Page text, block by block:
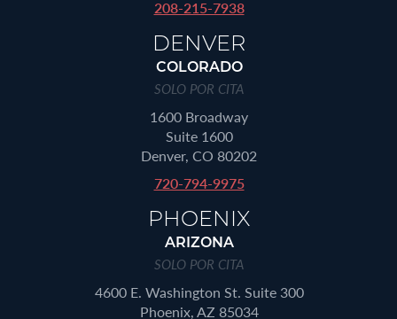
208-215-7938
DENVER
COLORADO
SOLO POR CITA
1600 Broadway
Suite 1600
Denver, CO 80202
720-794-9975
PHOENIX
ARIZONA
SOLO POR CITA
4600 E. Washington St. Suite 300
Phoenix, AZ 85034